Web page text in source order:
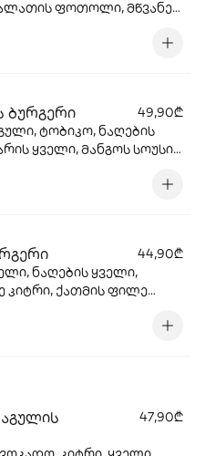
ფოთოლი, მწვანე
გაუდა, ცხარე სოუსი,
ბურგერი
49,90₾
ტობიკო, ნაღების
მანგოს სოუსი,
44,90₾
ნაღების ყველი,
კიტრი, ქათმის ფილე
ტერიაკის სოუსი, ბრინჯი,
47,90₾